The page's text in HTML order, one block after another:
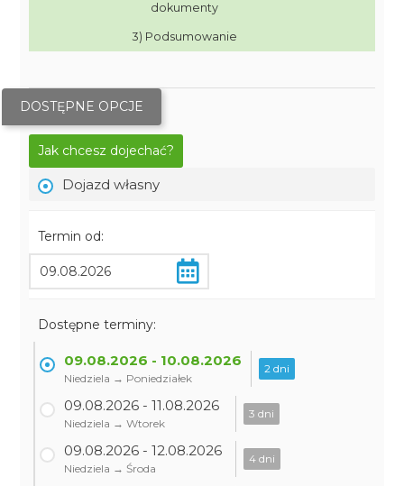
dokumenty
3) Podsumowanie
DOSTĘPNE OPCJE
Jak chcesz dojechać?
Dojazd własny
Termin od:
Dostępne terminy:
09.08.2026 - 10.08.2026
Niedziela → Poniedziałek
2 dni
09.08.2026 - 11.08.2026
Niedziela → Wtorek
3 dni
09.08.2026 - 12.08.2026
Niedziela → Środa
4 dni